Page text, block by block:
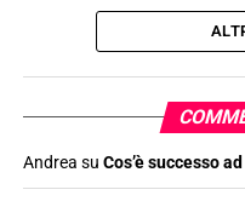
Andrea su Cos’è successo